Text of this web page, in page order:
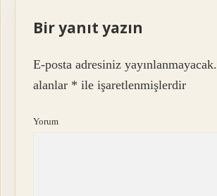
Bir yanıt yazın
E-posta adresiniz yayınlanmayacak.
alanlar * ile işaretlenmişlerdir
Yorum